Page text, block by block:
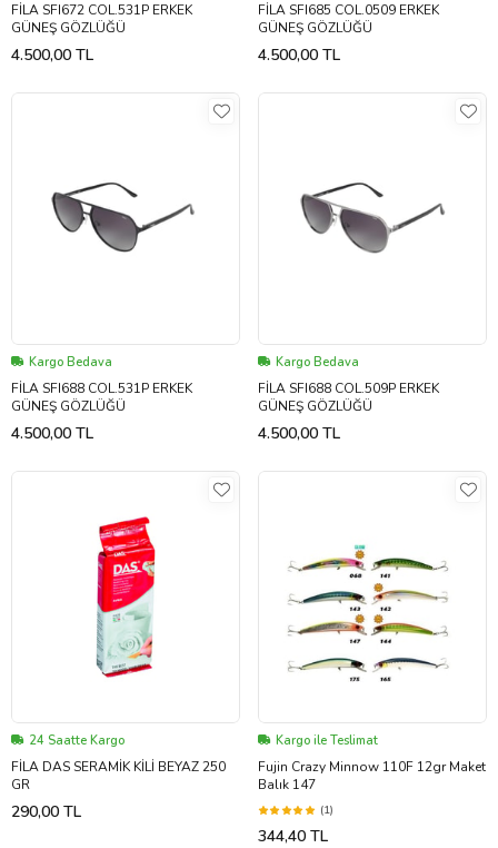
FİLA SFI672 COL.531P ERKEK
GÜNEŞ GÖZLÜĞÜ
4.500,00 TL
FİLA SFI685 COL.0509 ERKEK
GÜNEŞ GÖZLÜĞÜ
4.500,00 TL
Kargo Bedava
FİLA SFI688 COL.531P ERKEK
GÜNEŞ GÖZLÜĞÜ
4.500,00 TL
Kargo Bedava
FİLA SFI688 COL.509P ERKEK
GÜNEŞ GÖZLÜĞÜ
4.500,00 TL
24 Saatte Kargo
FİLA DAS SERAMİK KİLİ BEYAZ 250
GR
290,00 TL
Kargo ile Teslimat
Fujin Crazy Minnow 110F 12gr Maket
Balık 147
(1)
344,40 TL